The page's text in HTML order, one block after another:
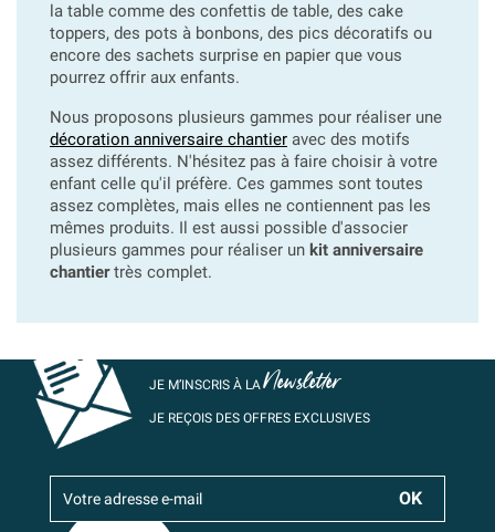
la table comme des confettis de table, des cake
toppers, des pots à bonbons, des pics décoratifs ou
encore des sachets surprise en papier que vous
pourrez offrir aux enfants.
Nous proposons plusieurs gammes pour réaliser une
décoration anniversaire chantier avec des motifs
assez différents. N'hésitez pas à faire choisir à votre
enfant celle qu'il préfère. Ces gammes sont toutes
assez complètes, mais elles ne contiennent pas les
mêmes produits. Il est aussi possible d'associer
plusieurs gammes pour réaliser un kit anniversaire
chantiertrès complet.
JE M’INSCRIS À LANewsletter
JE REÇOIS DES OFFRES EXCLUSIVES